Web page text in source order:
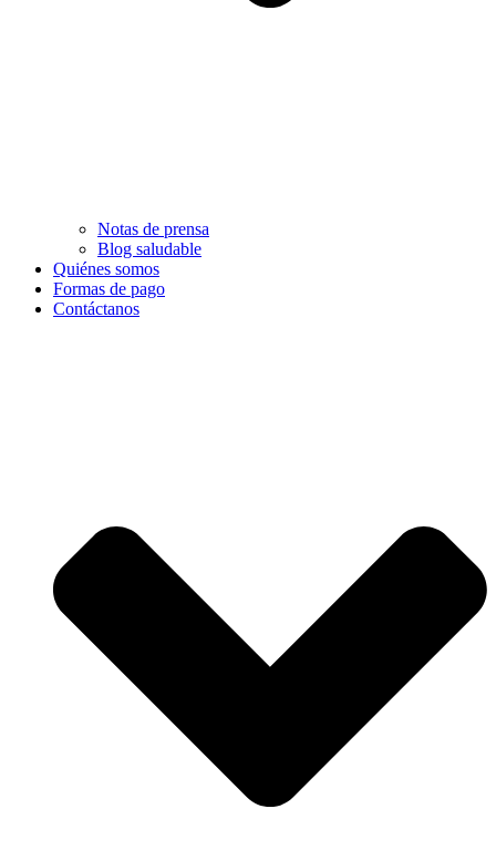
Notas de prensa
Blog saludable
Quiénes somos
Formas de pago
Contáctanos